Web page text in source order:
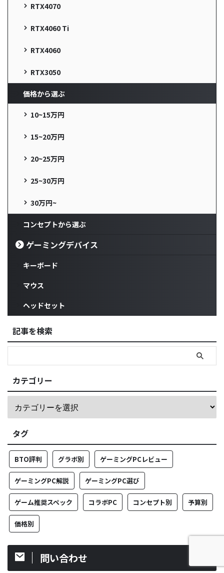
RTX4070
RTX4060 Ti
RTX4060
RTX3050
価格から選ぶ
10~15万円
15~20万円
20~25万円
25~30万円
30万円~
コンセプトから選ぶ
ゲーミングデバイス
キーボード
マウス
ヘッドセット
記事を検索
カテゴリー
タグ
BTO評判 グラボ別 ゲーミングPCレビュー
ゲーミングPC解説 ゲーミングPC選び
ゲーム推奨スペック コラボPC コンセプト別 予算別
価格別
問い合わせ